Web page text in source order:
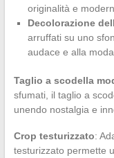
originalità e
Decolorazione
arruffati su uno
audace e alla moda.
Taglio a scodella
sfumati, il taglio a
unendo nostalgia e
Crop testurizzato:
testurizzato permette